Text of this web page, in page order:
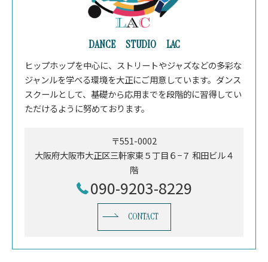
DANCE STUDIO LAC
ヒップホップを中心に、ストリートやジャズなどの多彩な
ジャンルを学べる環境を大正にご用意しています。ダンス
スクールとして、基礎から応用までを段階的に習得してい
ただけるように努めております。
〒551-0002
大阪府大阪市大正区三軒家東５丁目６−７ 和田ビル４
階
090-9203-8229
CONTACT